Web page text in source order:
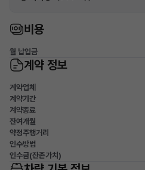
비용
월 납입금
계약 정보
계약업체
계약기간
계약종료
잔여개월
약정주행거리
인수방법
인수금(잔존가치)